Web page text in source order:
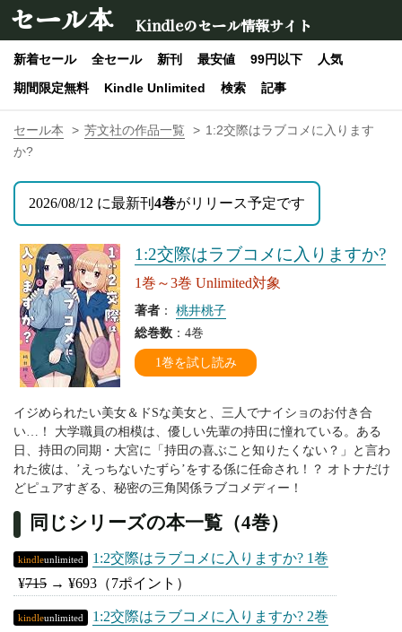
セール本 Kindleのセール情報サイト
新着セール 全セール 新刊 最安値 99円以下
人気
期間限定無料
Kindle Unlimited 検索 記事
セール本 芳文社の作品一覧
1:2交際はラブコメに入ります
か?
2026/08/12 に最新刊 4巻がリリース予定です
1:2交際はラブコメに入りますか?
1巻～3巻 Unlimited対象
著者 ： 桃井桃子
総巻数 ：4巻
1巻を試し読み
イジめられたい美女＆ドSな美女と、三人でナイショのお付き合
い…！ 大学職員の相模は、優しい先輩の持田に憧れている。ある
日、持田の同期・大宮に「持田の喜ぶこと知りたくない？」と言わ
れた彼は、’えっちないたずら’をする係に任命され！？ オトナだけ
どピュアすぎる、秘密の三角関係ラブコメディー！
同じシリーズの本一覧（4巻）
kindleunlimited
1:2交際はラブコメに入りますか? 1巻
¥715 → ¥693 （7ポイント）
kindleunlimited
1:2交際はラブコメに入りますか? 2巻